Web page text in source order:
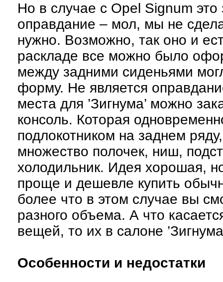
Но в случае с Opel Signum это
оправдание – мол, мы не
нужно. Возможно, так оно и
раскладе все можно было
между задними сиденьями
форму. Не является
места для ’Зигнума’ можно
консоль. Которая
подлокотником на заднем
множество полочек, ниш,
холодильник. Идея хорошая,
проще и дешевле купить
более что в этом случае вы
разного объема. А что
вещей, то их в салоне
Особенности и недостатки